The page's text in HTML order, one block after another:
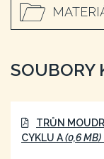
SOUBORY
TRŮN
CYKLU A(0,6 MB)